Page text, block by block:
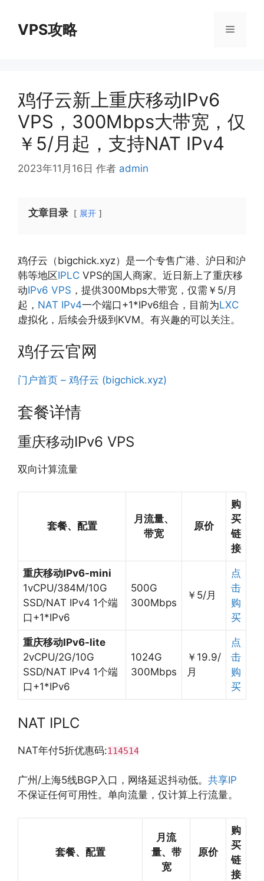
VPS攻略 菜
鸡仔云新上重庆移动IPv6
VPS，300Mbps大带宽，仅
￥5/月起，支持NAT IPv4
2023年11月16日 作者 admin
文章目录 展开
鸡仔云（bigchick.xyz）是一个专售广港、沪日和沪
韩等地区IPLC VPS的国人商家。近日新上了重庆移
动IPv6 VPS ，提供300Mbps大带宽，仅需￥5/月
起， NAT IPv4一个端口+1*IPv6组合，目前为LXC
虚拟化，后续会升级到KVM。有兴趣的可以关注。
鸡仔云官网
门户首页 – 鸡仔云 (bigchick.xyz)
套餐详情
重庆移动IPv6 VPS
双向计算流量
套餐、配置
月流量、
带宽
原价
购
买
链
接
重庆移动IPv6-mini
1vCPU/384M/10G
SSD/NAT IPv4 1个端
口+1*IPv6
500G
300Mbps
￥5/月
点
击
购
买
重庆移动IPv6-lite
2vCPU/2G/10G
SSD/NAT IPv4 1个端
口+1*IPv6
1024G
300Mbps
￥19.9/
月
点
击
购
买
NAT IPLC
NAT年付5折优惠码:114514
广州/上海5线BGP入口，网络延迟抖动低。 共享IP
不保证任何可用性。单向流量，仅计算上行流量。
套餐、配置
月流
量、带
宽
原价
购
买
链
接